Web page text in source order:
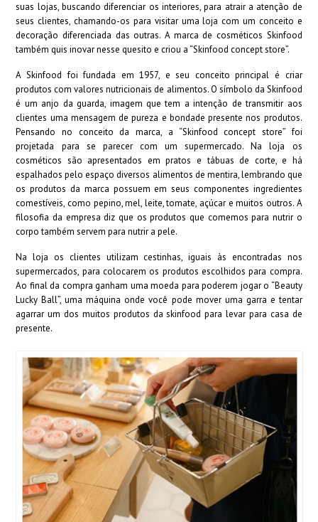
suas lojas, buscando diferenciar os interiores, para atrair a atenção de
seus clientes, chamando-os para visitar uma loja com um conceito e
decoração diferenciada das outras. A marca de cosméticos Skinfood
também quis inovar nesse quesito e criou a “Skinfood concept store”.
A Skinfood foi fundada em 1957, e seu conceito principal é criar
produtos com valores nutricionais de alimentos. O símbolo da Skinfood
é um anjo da guarda, imagem que tem a intenção de transmitir aos
clientes uma mensagem de pureza e bondade presente nos produtos.
Pensando no conceito da marca, a “Skinfood concept store” foi
projetada para se parecer com um supermercado. Na loja os
cosméticos são apresentados em pratos e tábuas de corte, e há
espalhados pelo espaço diversos alimentos de mentira, lembrando que
os produtos da marca possuem em seus componentes ingredientes
comestíveis, como pepino, mel, leite, tomate, açúcar e muitos outros. A
filosofia da empresa diz que os produtos que comemos para nutrir o
corpo também servem para nutrir a pele.
Na loja os clientes utilizam cestinhas, iguais às encontradas nos
supermercados, para colocarem os produtos escolhidos para compra.
Ao final da compra ganham uma moeda para poderem jogar o “Beauty
Lucky Ball”, uma máquina onde você pode mover uma garra e tentar
agarrar um dos muitos produtos da skinfood para levar para casa de
presente.